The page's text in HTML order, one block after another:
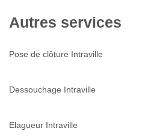
Autres services
Pose de clôture Intraville
Dessouchage Intraville
Elagueur Intraville